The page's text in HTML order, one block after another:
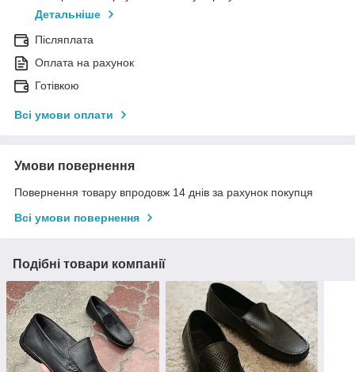
Детальніше
Післяплата
Оплата на рахунок
Готівкою
Всі умови оплати
Умови повернення
Повернення товару впродовж 14 днів за рахунок покупця
Всі умови повернення
Подібні товари компанії